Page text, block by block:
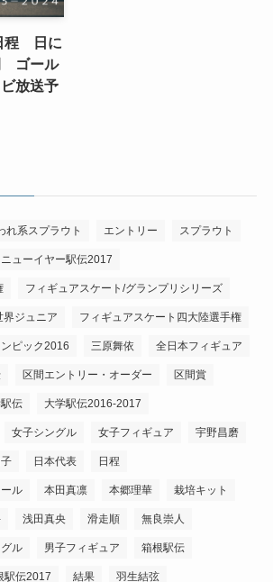
程 日に
ゴール
放送予
れ系スプラウト エントリー スプラウト
ニューイヤー駅伝2017
フィギュアスケート/グランプリシリーズ
界ジュニア フィギュアスケート四大陸選手権
ピック2016 三原舞依 全日本フィギュア
区間エントリー・オーダー 区間賞
伝 大学駅伝2016-2017
女子シングル 女子フィギュア 宇野昌磨
日本代表 日程
ル 本田真凛 本郷理華 栽培キット
浅田真央 滑走順 無良崇人
ル 男子フィギュア 箱根駅伝
駅伝2017 結果 羽生結弦